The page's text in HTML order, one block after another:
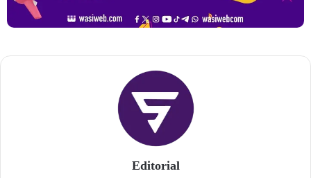
Editorial